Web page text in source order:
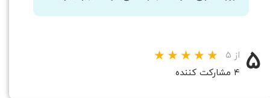
۵ از ۵
۴ مشارکت کننده